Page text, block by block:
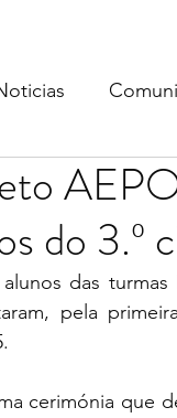
Clubes
do 3.º
alunos das turmas
pela